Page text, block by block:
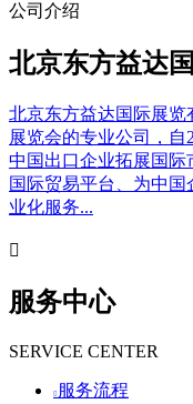
公司介绍
北京东方益达
北京东方益达国际展
展览会的专业公司，自
中国出口企业拓展国
国际贸易平台、为中
业化服务...

服务中心
SERVICE CENTER
 服务流程